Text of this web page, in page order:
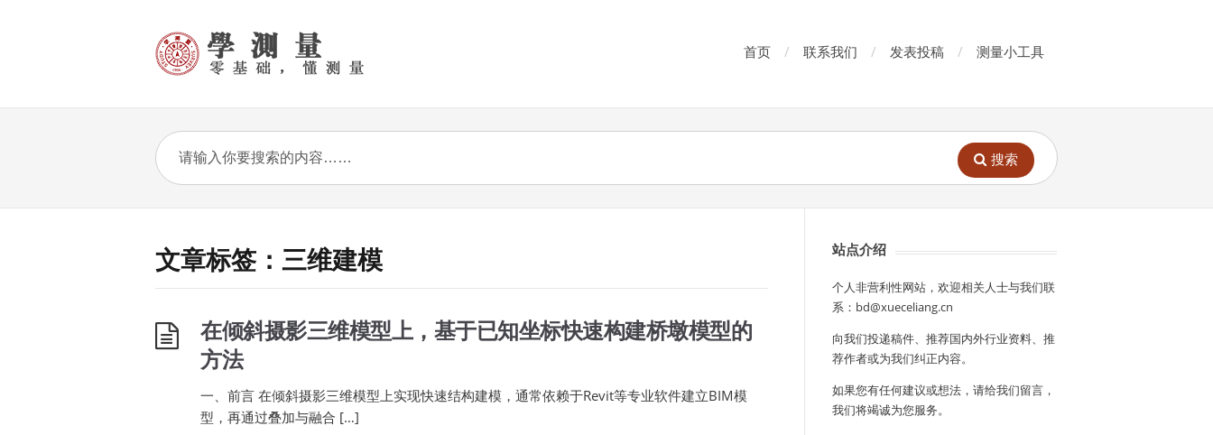
首页 联系我们 发表投稿 测量小工具
搜索
文章标签：三维建模
在倾斜摄影三维模型上，基于已知坐标快速构建桥墩模型的
方法
一、前言 在倾斜摄影三维模型上实现快速结构建模，通常依赖于Revit等专业软件建立BIM模
型，再通过叠加与融合 […]
站点介绍
个人非营利性网站，欢迎相关人士与我们联
系：bd@xueceliang.cn
向我们投递稿件、推荐国内外行业资料、推
荐作者或为我们纠正内容。
如果您有任何建议或想法，请给我们留言，
我们将竭诚为您服务。